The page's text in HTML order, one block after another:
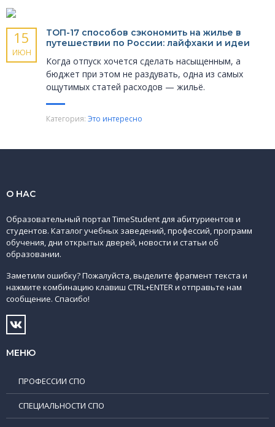
15
ИЮН
ТОП-17 способов сэкономить на жилье в
путешествии по России: лайфхаки и идеи
Когда отпуск хочется сделать насыщенным, а
бюджет при этом не раздувать, одна из самых
ощутимых статей расходов — жильё.
Категория: Это интересно
О НАС
Образовательный портал TimeStudent для абитуриентов и
студентов. Каталог учебных заведений, профессий, программ
обучения, дни открытых дверей, новости и статьи об
образовании.
Заметили ошибку? Пожалуйста, выделите фрагмент текста и
нажмите комбинацию клавиш CTRL+ENTER и отправьте нам
сообщение. Спасибо!
МЕНЮ
ПРОФЕССИИ СПО
СПЕЦИАЛЬНОСТИ СПО